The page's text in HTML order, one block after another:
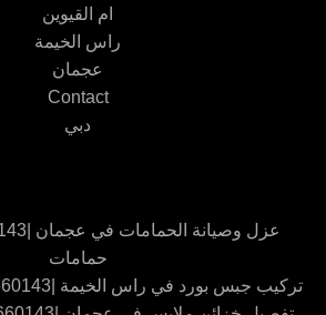
ام القيوين
راس الخيمة
عجمان
Contact
دبي
حمامات
تركيب جبس بورد في راس الخيمة |0569660143| اسقف جبس